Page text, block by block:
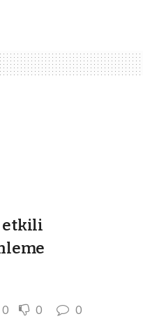
etkili
0 0 0